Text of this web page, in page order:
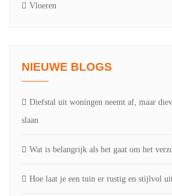
Vloeren
NIEUWE BLOGS
Diefstal uit woningen neemt af, maar
slaan
Wat is belangrijk als het gaat om het
Hoe laat je een tuin er rustig en stijlvol